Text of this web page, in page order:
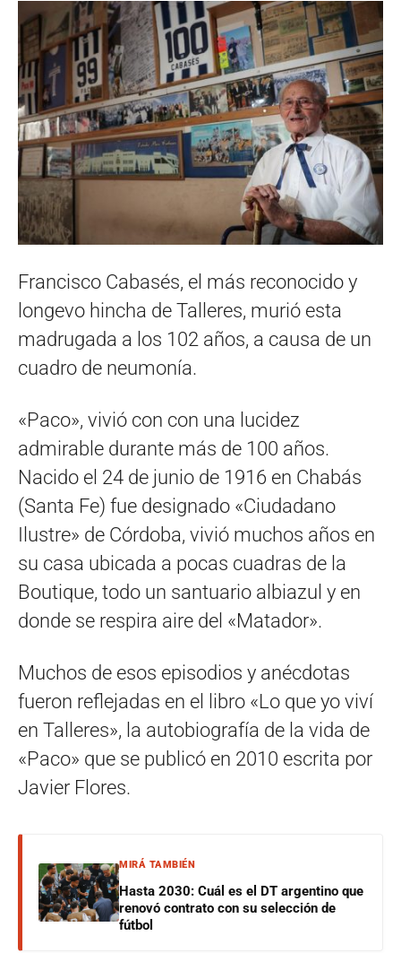
Francisco Cabasés, el más reconocido y
longevo hincha de Talleres, murió esta
madrugada a los 102 años, a causa de un
cuadro de neumonía.
«Paco», vivió con con una lucidez
admirable durante más de 100 años.
Nacido el 24 de junio de 1916 en Chabás
(Santa Fe) fue designado «Ciudadano
Ilustre» de Córdoba, vivió muchos años en
su casa ubicada a pocas cuadras de la
Boutique, todo un santuario albiazul y en
donde se respira aire del «Matador».
Muchos de esos episodios y anécdotas
fueron reflejadas en el libro «Lo que yo viví
en Talleres», la autobiografía de la vida de
«Paco» que se publicó en 2010 escrita por
Javier Flores.
MIRÁ TAMBIÉN
Hasta 2030: Cuál es el DT argentino que
renovó contrato con su selección de
fútbol